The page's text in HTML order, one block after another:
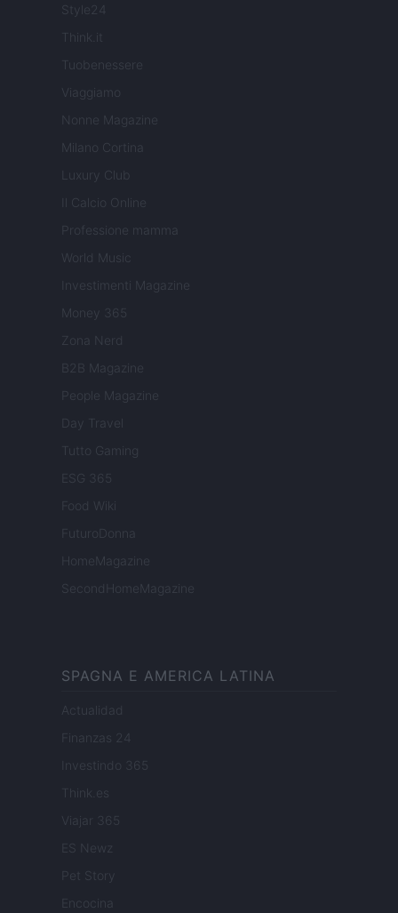
Style24
Think.it
Tuobenessere
Viaggiamo
Nonne Magazine
Milano Cortina
Luxury Club
Il Calcio Online
Professione mamma
World Music
Investimenti Magazine
Money 365
Zona Nerd
B2B Magazine
People Magazine
Day Travel
Tutto Gaming
ESG 365
Food Wiki
FuturoDonna
HomeMagazine
SecondHomeMagazine
SPAGNA E AMERICA LATINA
Actualidad
Finanzas 24
Investindo 365
Think.es
Viajar 365
ES Newz
Pet Story
Encocina